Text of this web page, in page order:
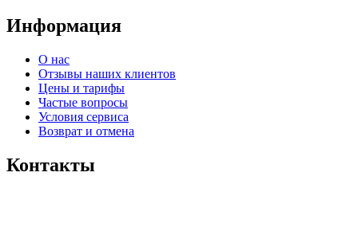
Информация
О нас
Отзывы наших клиентов​
Цены и тарифы
Частые вопросы
Условия сервиса
Возврат и отмена
Контакты